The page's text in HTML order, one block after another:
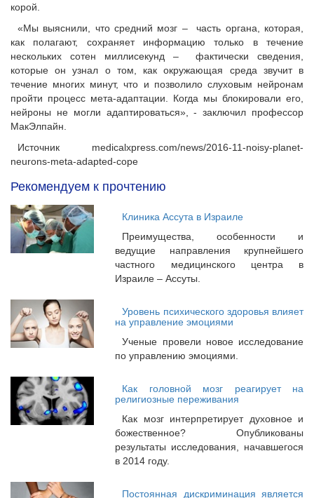
корой.
«Мы выяснили, что средний мозг – часть органа, которая,
как полагают, сохраняет информацию только в течение
нескольких сотен миллисекунд – фактически сведения,
которые он узнал о том, как окружающая среда звучит в
течение многих минут, что и позволило слуховым нейронам
пройти процесс мета-адаптации. Когда мы блокировали его,
нейроны не могли адаптироваться», - заключил профессор
МакЭлпайн.
Источник medicalxpress.com/news/2016-11-noisy-planet-
neurons-meta-adapted-cope
Рекомендуем к прочтению
Клиника Ассута в Израиле
Преимущества, особенности и
ведущие направления крупнейшего
частного медицинского центра в
Израиле – Ассуты.
Уровень психического здоровья влияет
на управление эмоциями
Ученые провели новое исследование
по управлению эмоциями.
Как головной мозг реагирует на
религиозные переживания
Как мозг интерпретирует духовное и
божественное? Опубликованы
результаты исследования, начавшегося
в 2014 году.
Постоянная дискриминация является